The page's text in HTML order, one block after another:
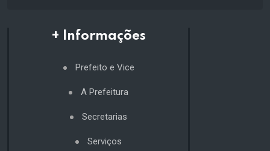
+ Informações
Prefeito e Vice
A Prefeitura
Secretarias
Serviços